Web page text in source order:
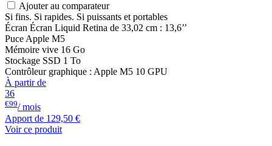
Ajouter au comparateur
Si fins. Si rapides. Si puissants et portables
Écran Écran Liquid Retina de 33,02 cm : 13,6’’
Puce Apple M5
Mémoire vive 16 Go
Stockage SSD 1 To
Contrôleur graphique : Apple M5 10 GPU
À partir de
36
€99/ mois
Apport de 129,50 €
Voir ce produit